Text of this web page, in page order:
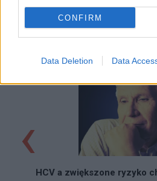
CONFIRM
Data Deletion Data
POLECAMY TREŚCI
CHOROBA
HCV a zwiększone ryzyko
‹